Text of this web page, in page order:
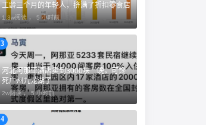
工龄三个月的年轻人，挤满了折扣零食店
1.3w阅读 ， 5 小时前
3
河北阿那亚酒店卖到3000块一晚，可馋
死广州九龙湖了
2w阅读 ， 5 小时前
4